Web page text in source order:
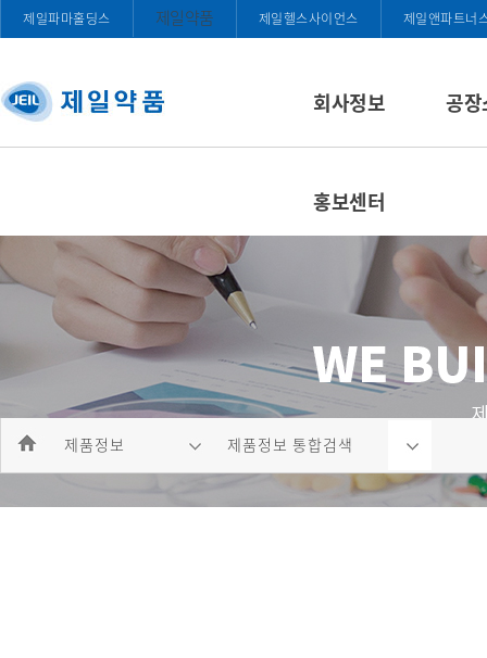
제일파마홀딩스 제일약품 제일헬스사이언스 제일앤파트너
회사정보 공
홍보센터
제품정보 제품정보 통합검색